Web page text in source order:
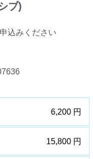
ブ)
込みください
6,200 円
15,800 円